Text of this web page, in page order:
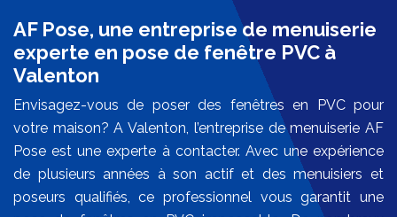
AF Pose, une entreprise de menuiserie
experte en pose de fenêtre PVC à
Valenton
Envisagez-vous de poser des fenêtres en PVC pour
votre maison? A Valenton, l’entreprise de menuiserie AF
Pose est une experte à contacter. Avec une expérience
de plusieurs années à son actif et des menuisiers et
poseurs qualifiés, ce professionnel vous garantit une